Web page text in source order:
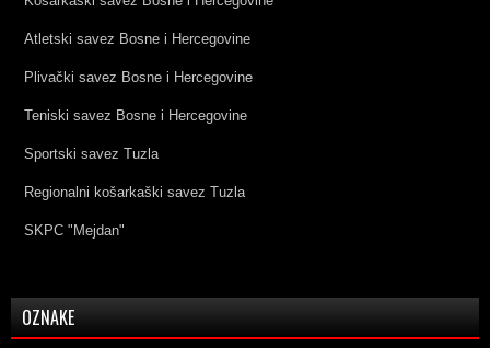
Atletski savez Bosne i Hercegovine
Plivački savez Bosne i Hercegovine
Teniski savez Bosne i Hercegovine
Sportski savez Tuzla
Regionalni košarkaški savez Tuzla
SKPC "Mejdan"
OZNAKE